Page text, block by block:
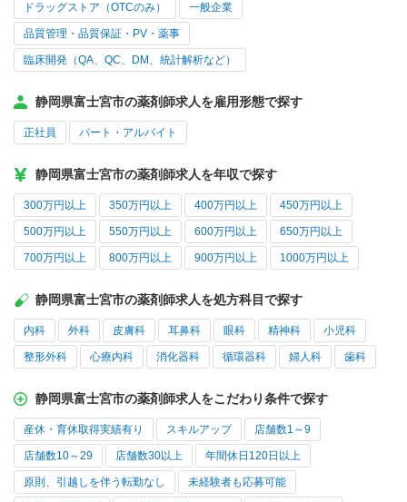
ドラッグストア（OTCのみ） 一般企業
品質管理・品質保証・PV・薬事
臨床開発（QA、QC、DM、統計解析など）
静岡県富士宮市の薬剤師求人を雇用形態で探す
正社員 パート・アルバイト
静岡県富士宮市の薬剤師求人を年収で探す
300万円以上 350万円以上 400万円以上 450万円以上
500万円以上 550万円以上 600万円以上 650万円以上
700万円以上 800万円以上 900万円以上 1000万円以上
静岡県富士宮市の薬剤師求人を処方科目で探す
内科 外科 皮膚科 耳鼻科 眼科 精神科 小児科
整形外科 心療内科 消化器科 循環器科 婦人科 歯科
静岡県富士宮市の薬剤師求人をこだわり条件で探す
産休・育休取得実績有り スキルアップ 店舗数1～9
店舗数10～29 店舗数30以上 年間休日120日以上
原則、引越しを伴う転勤なし 未経験者も応募可能